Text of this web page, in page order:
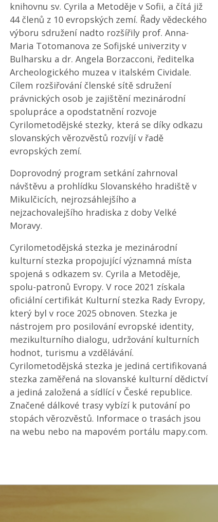
knihovnu sv. Cyrila a Metoděje v Sofii, a čítá již
44 členů z 10 evropských zemí. Řady vědeckého
výboru sdružení nadto rozšířily prof. Anna-
Maria Totomanova ze Sofijské univerzity v
Bulharsku a dr. Angela Borzacconi, ředitelka
Archeologického muzea v italském Cividale.
Cílem rozšiřování členské sítě sdružení
právnických osob je zajištění mezinárodní
spolupráce a opodstatnění rozvoje
Cyrilometodějské stezky, která se díky odkazu
slovanských věrozvěstů rozvíjí v řadě
evropských zemí.
Doprovodný program setkání zahrnoval
návštěvu a prohlídku Slovanského hradiště v
Mikulčicích, nejrozsáhlejšího a
nejzachovalejšího hradiska z doby Velké
Moravy.
Cyrilometodějská stezka je mezinárodní
kulturní stezka propojující významná místa
spojená s odkazem sv. Cyrila a Metoděje,
spolu-patronů Evropy. V roce 2021 získala
oficiální certifikát Kulturní stezka Rady Evropy,
který byl v roce 2025 obnoven. Stezka je
nástrojem pro posilování evropské identity,
mezikulturního dialogu, udržování kulturních
hodnot, turismu a vzdělávání.
Cyrilometodějská stezka je jediná certifikovaná
stezka zaměřená na slovanské kulturní dědictví
a jediná založená a sídlící v České republice.
Značené dálkové trasy vybízí k putování po
stopách věrozvěstů. Informace o trasách jsou
na webu nebo na mapovém portálu mapy.com.